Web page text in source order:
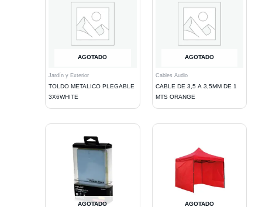
AGOTADO
Jardín y Exterior
TOLDO METALICO PLEGABLE
3X6WHITE
AGOTADO
Cables Audio
CABLE DE 3,5 A 3,5MM DE 1
MTS ORANGE
AGOTADO AGOTADO